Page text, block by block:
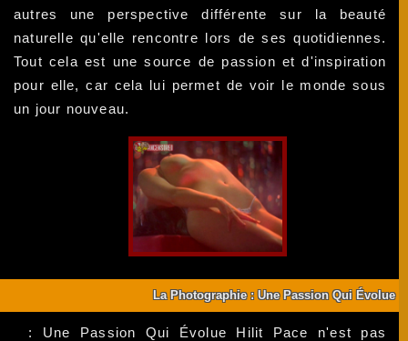
autres une perspective différente sur la beauté
naturelle qu'elle rencontre lors de ses quotidiennes.
Tout cela est une source de passion et d'inspiration
pour elle, car cela lui permet de voir le monde sous
un jour nouveau.
La Photographie : Une Passion Qui Évolue
: Une Passion Qui Évolue Hilit Pace n'est pas